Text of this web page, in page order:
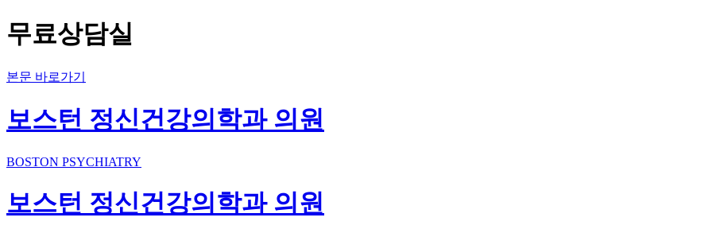
무료상담실
본문 바로가기
보스턴 정신건강의학과 의원
BOSTON PSYCHIATRY
보스턴 정신건강의학과 의원